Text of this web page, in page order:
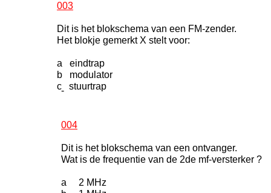
003
Dit is het blokschema van een FM-zender.
Het blokje gemerkt X stelt voor:
a eindtrap
b modulator
c stuurtrap
-
004
Dit is het blokschema van een ontvanger.
Wat is de frequentie van de 2de mf-versterker ?
a 2 MHz